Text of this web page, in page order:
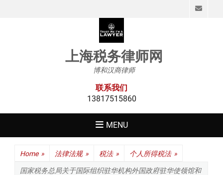
上海税务律师网
博和汉商律师
联系我们
13817515860
MENU
Home » 法律法规 » 税法 » 个人所得税法 »
国家税务总局关于国际组织驻华机构外国政府驻华使领馆和